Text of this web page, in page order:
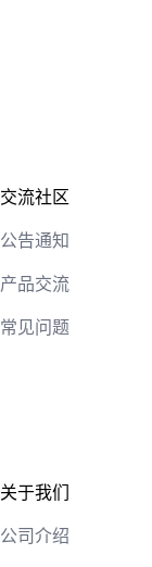
交流社区
公告通知
产品交流
常见问题
关于我们
公司介绍